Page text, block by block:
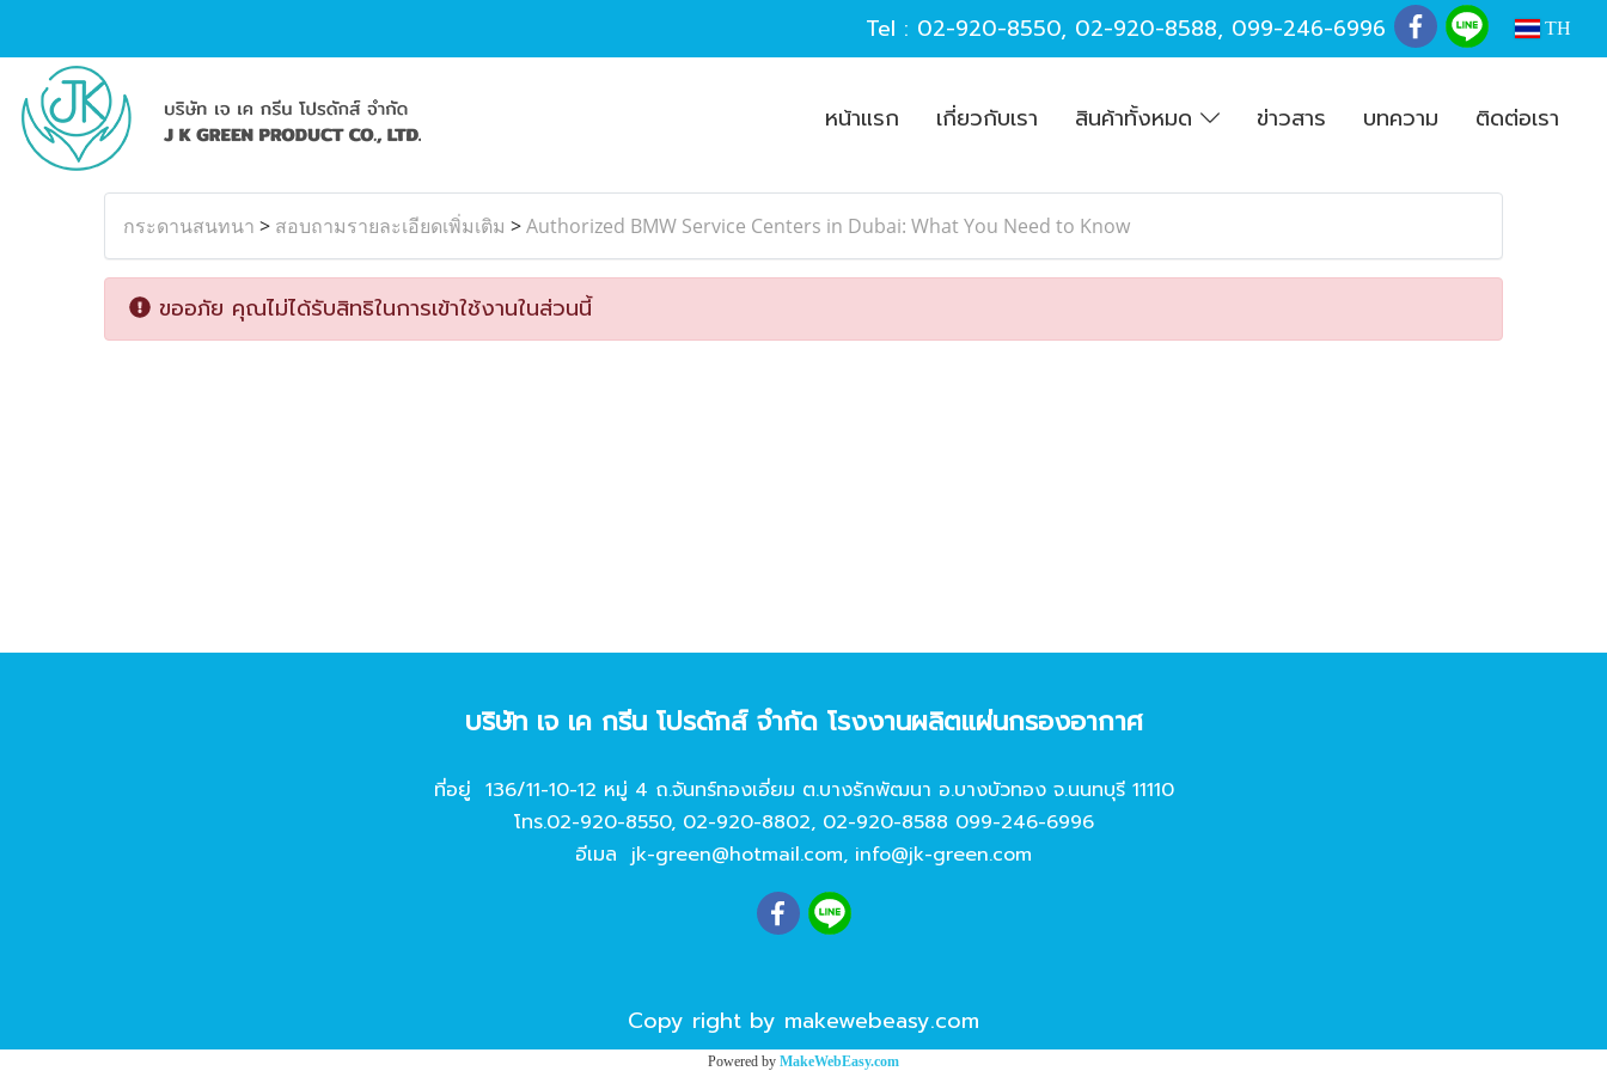
Tel : 02-920-8550, 02-920-8588, 099-246-6996 TH
หน้าแรก เกี่ยวกับเรา สินค้าทั้งหมด ข่าวสาร บทความ ติดต่อเรา
กระดานสนทนา > สอบถามรายละเอียดเพิ่มเติม >Authorized BMW Service Centers in Dubai: What You Need to Know
ขออภัย คุณไม่ได้รับสิทธิในการเข้าใช้งานในส่วนนี้
บริษัท เจ เค กรีน โปรดักส์ จํากัด โรงงานผลิตแผ่นกรองอากาศ
ที่อยู่ 136/11-10-12 หมู่ 4 ถ.จันทร์ทองเอี่ยม ต.บางรักพัฒนา อ.บางบัวทอง จ.นนทบุรี 11110
โทร.02-920-8550, 02-920-8802, 02-920-8588 099-246-6996
อีเมล jk-green@hotmail.com, info@jk-green.com
Copy right by makewebeasy.com
Powered by MakeWebEasy.com